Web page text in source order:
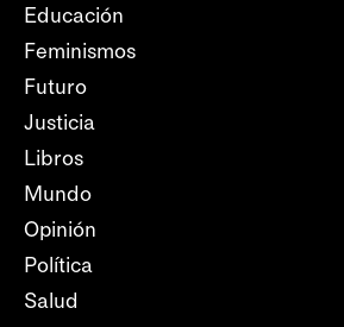
Educación
Feminismos
Futuro
Justicia
Libros
Mundo
Opinión
Política
Salud